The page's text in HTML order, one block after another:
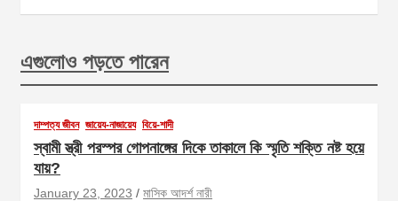
এগুলোও পড়তে পারেন
দাম্পত্য জীবন জায়েয-নাজায়েয বিয়ে-শাদী
স্বামী স্ত্রী পরস্পর গোপনাঙ্গের দিকে তাকালে কি স্মৃতি শক্তি নষ্ট হয়ে
যায়?
January 23, 2023 মাসিক আদর্শ নারী